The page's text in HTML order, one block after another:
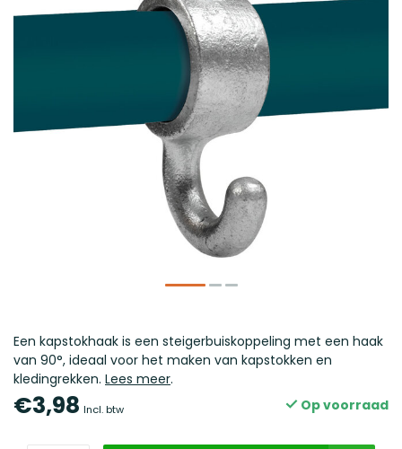
Een kapstokhaak is een steigerbuiskoppeling met een haak
van 90°, ideaal voor het maken van kapstokken en
kledingrekken. Lees meer.
€3,98 Incl. btw Op voorraad